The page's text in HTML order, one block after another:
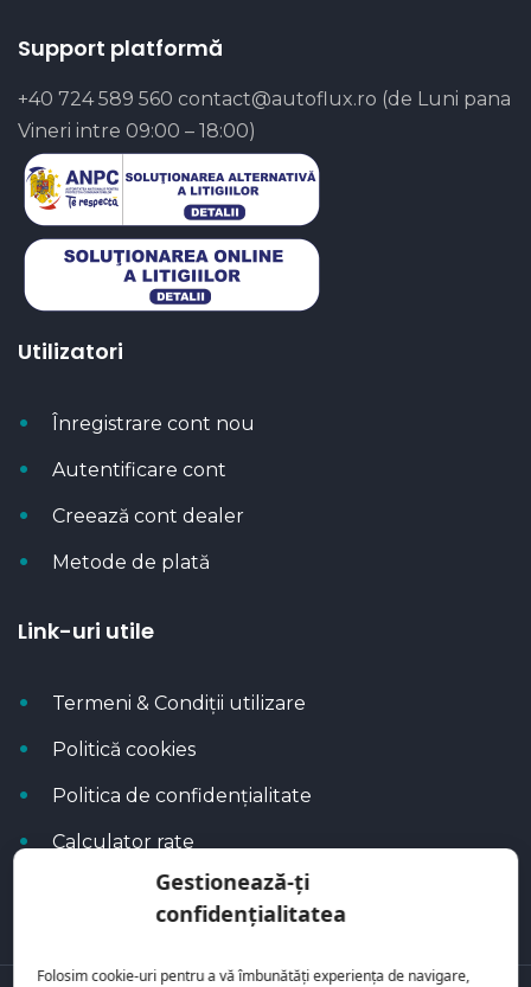
Gestionează-ți
confidențialitatea
Folosim cookie-uri pentru a vă îmbunătăți experiența de navigare,
Support platformă
+40 724 589 560 contact@autoflux.ro (de Luni pana
Vineri intre 09:00 – 18:00)
Utilizatori
Înregistrare cont nou
Autentificare cont
Creează cont dealer
Metode de plată
Link-uri utile
Termeni & Condiții utilizare
Politică cookies
Politica de confidențialitate
Calculator rate
Blog Autoflux